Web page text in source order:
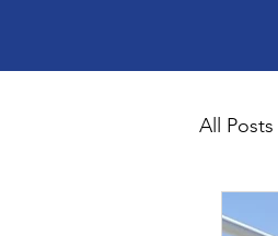
All Posts